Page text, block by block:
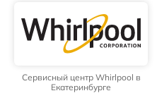
Сервисный центр Whirlpool в
Екатеринбурге